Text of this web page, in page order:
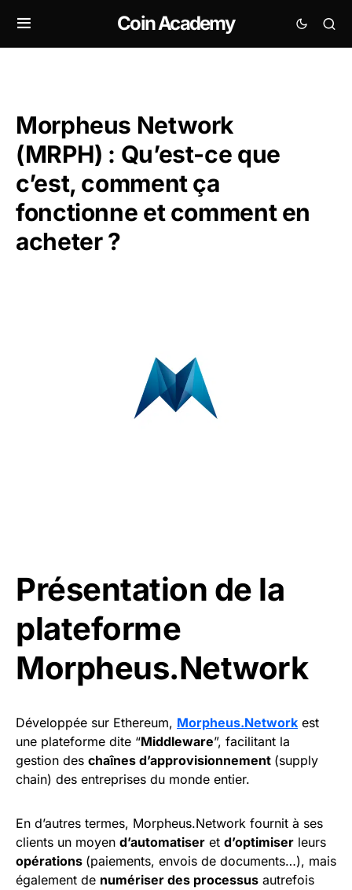
Coin Academy
Morpheus Network
(MRPH) : Qu’est-ce que
c’est, comment ça
fonctionne et comment en
acheter ?
Présentation de la
plateforme
Morpheus.Network
Développée sur Ethereum, Morpheus.Network est
une plateforme dite “Middleware”, facilitant la
gestion des chaînes d’approvisionnement (supply
chain) des entreprises du monde entier.
En d’autres termes, Morpheus.Network fournit à ses
clients un moyen d’automatiser et d’optimiser leurs
opérations (paiements, envois de documents…), mais
également de numériser des processus autrefois